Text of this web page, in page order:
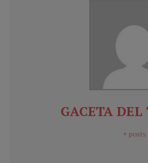
GACETA
+ posts